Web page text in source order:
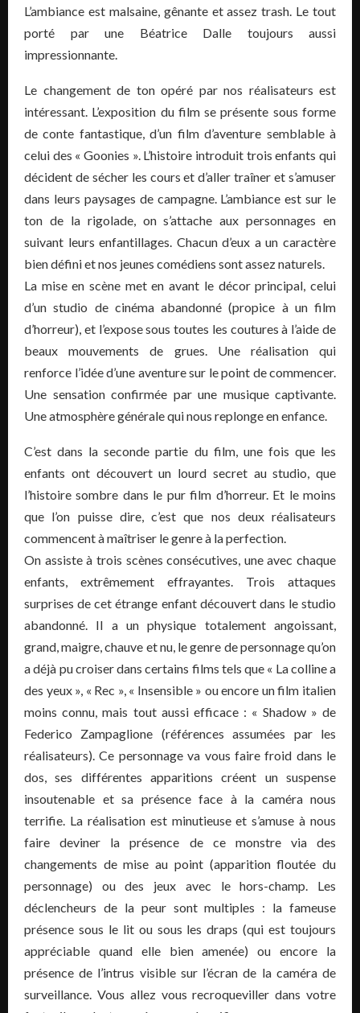
L’ambiance est malsaine, gênante et assez trash. Le tout
porté par une Béatrice Dalle toujours aussi
impressionnante.
Le changement de ton opéré par nos réalisateurs est
intéressant. L’exposition du film se présente sous forme
de conte fantastique, d’un film d’aventure semblable à
celui des « Goonies ». L’histoire introduit trois enfants qui
décident de sécher les cours et d’aller traîner et s’amuser
dans leurs paysages de campagne. L’ambiance est sur le
ton de la rigolade, on s’attache aux personnages en
suivant leurs enfantillages. Chacun d’eux a un caractère
bien défini et nos jeunes comédiens sont assez naturels.
La mise en scène met en avant le décor principal, celui
d’un studio de cinéma abandonné (propice à un film
d’horreur), et l’expose sous toutes les coutures à l’aide de
beaux mouvements de grues. Une réalisation qui
renforce l’idée d’une aventure sur le point de commencer.
Une sensation confirmée par une musique captivante.
Une atmosphère générale qui nous replonge en enfance.
C’est dans la seconde partie du film, une fois que les
enfants ont découvert un lourd secret au studio, que
l’histoire sombre dans le pur film d’horreur. Et le moins
que l’on puisse dire, c’est que nos deux réalisateurs
commencent à maîtriser le genre à la perfection.
On assiste à trois scènes consécutives, une avec chaque
enfants, extrêmement effrayantes. Trois attaques
surprises de cet étrange enfant découvert dans le studio
abandonné. Il a un physique totalement angoissant,
grand, maigre, chauve et nu, le genre de personnage qu’on
a déjà pu croiser dans certains films tels que « La colline a
des yeux », « Rec », « Insensible » ou encore un film italien
moins connu, mais tout aussi efficace : « Shadow » de
Federico Zampaglione (références assumées par les
réalisateurs). Ce personnage va vous faire froid dans le
dos, ses différentes apparitions créent un suspense
insoutenable et sa présence face à la caméra nous
terrifie. La réalisation est minutieuse et s’amuse à nous
faire deviner la présence de ce monstre via des
changements de mise au point (apparition floutée du
personnage) ou des jeux avec le hors-champ. Les
déclencheurs de la peur sont multiples : la fameuse
présence sous le lit ou sous les draps (qui est toujours
appréciable quand elle bien amenée) ou encore la
présence de l’intrus visible sur l’écran de la caméra de
surveillance. Vous allez vous recroqueviller dans votre